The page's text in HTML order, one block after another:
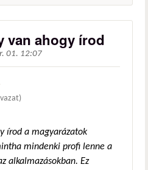
van ahogy írod
01. 12:07
írod a magyarázatok
mindenki profi lenne a
alkalmazásokban. Ez